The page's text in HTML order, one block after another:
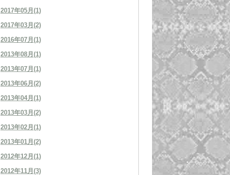
2017年05月(1)
2017年03月(2)
2016年07月(1)
2013年08月(1)
2013年07月(1)
2013年06月(2)
2013年04月(1)
2013年03月(2)
2013年02月(1)
2013年01月(2)
2012年12月(1)
2012年11月(3)